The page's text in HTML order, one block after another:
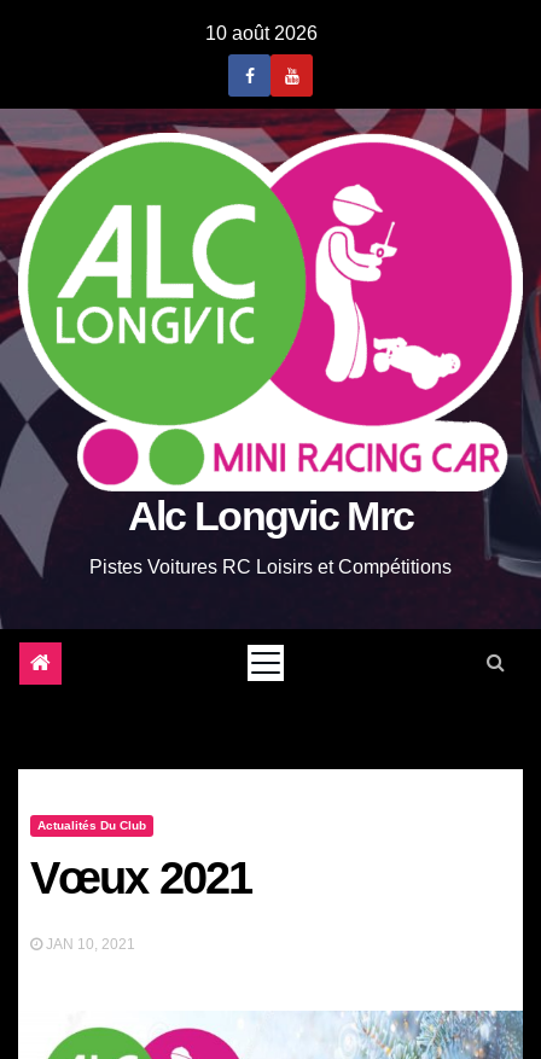
10 août 2026
Alc Longvic Mrc
Pistes Voitures RC Loisirs et Compétitions
Actualités Du Club
Vœux 2021
JAN 10, 2021